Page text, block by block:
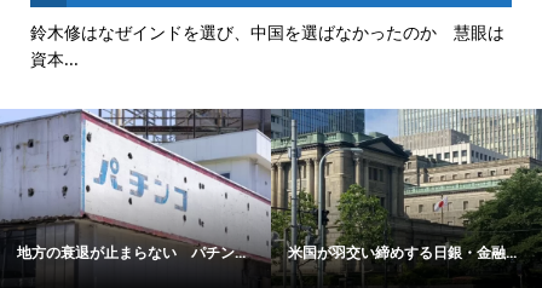
鈴木修はなぜインドを選び、中国を選ばなかったのか 慧眼は
資本...
地方の衰退が止まらない パチン... 米国が羽交い締めする日銀・金融...